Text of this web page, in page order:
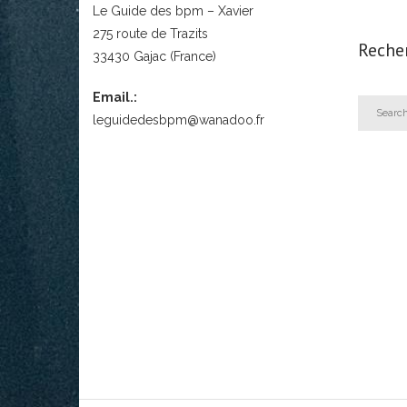
Le Guide des bpm – Xavier
275 route de Trazits
33430 Gajac (France)
Email.:
leguidedesbpm@wanadoo.fr